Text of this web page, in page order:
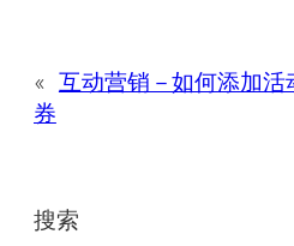
« 互动营销－如何添加活
券
搜索